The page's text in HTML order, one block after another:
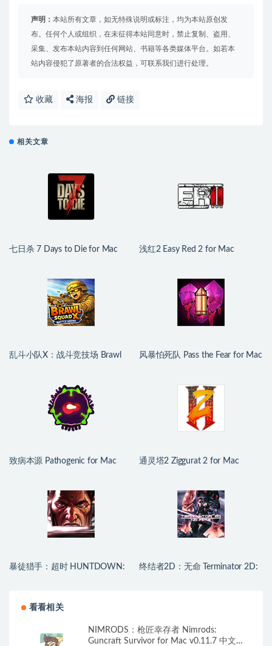
声明： 本站所有文章，如无特殊说明或标注，均为本站原创发
布。任何个人或组织，在未征得本站同意时，禁止复制、盗用、
采集、发布本站内容到任何网站、书籍等各类媒体平台。如若本
站内容侵犯了原著者的合法权益，可联系我们进行处理。
收藏 海报 链接
相关文章
七日杀 7 Days to Die for Mac
浅红2 Easy Red 2 for Mac
乱斗小队X：战斗竞技场 Brawl
风暴怕死队 Pass the Fear for Mac
致病本源 Pathogenic for Mac
通灵塔2 Ziggurat 2 for Mac
暴徒猎手：超时 HUNTDOWN:
终结者2D：无命 Terminator 2D:
看看相关
NIMRODS：枪匠幸存者 Nimrods:
Guncraft Survivor for Mac v0.11.7 中文原